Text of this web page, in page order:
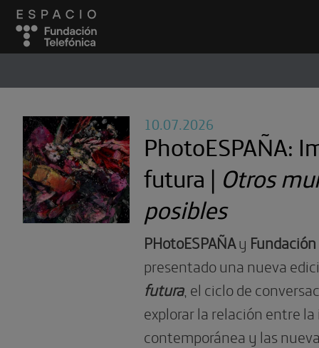
10.07.2026
PhotoESPAÑA:
futura | Otros
posibles
PHotoESPAÑAy
presentado una nueva
futura, el ciclo de
explorar la relación entre
contemporánea y las